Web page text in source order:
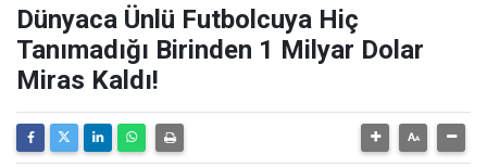
Dünyaca Ünlü Futbolcuya Hiç
Tanımadığı Birinden 1 Milyar Dolar
Miras Kaldı!